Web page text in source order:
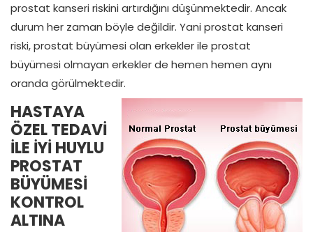
prostat kanseri riskini artırdığını düşünmektedir. Ancak
durum her zaman böyle değildir. Yani prostat kanseri
riski, prostat büyümesi olan erkekler ile prostat
büyümesi olmayan erkekler de hemen hemen aynı
oranda görülmektedir.
HASTAYA
ÖZEL TEDAVİ
İLE İYİ HUYLU
PROSTAT
BÜYÜMESİ
KONTROL
ALTINA